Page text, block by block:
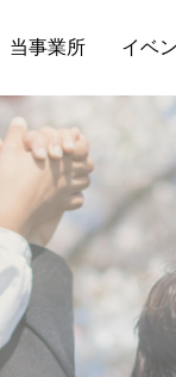
当事業所 イベ